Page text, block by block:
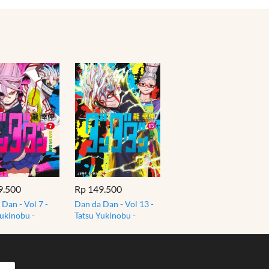
Dan - Vol 7 -
-
Rp 149.500
Dan da Dan - Vol 13 -
Tatsu Yukinobu -